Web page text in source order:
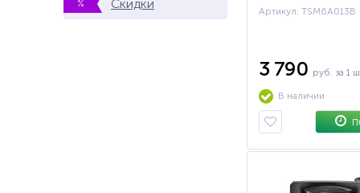
% Скидки
черная
Артикул: TSM6A013B
3 790 руб. за 1
В наличии